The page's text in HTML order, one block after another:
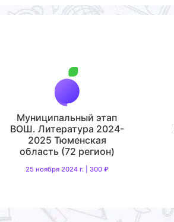
Муниципальный этап
ВОШ. Литература 2024-
2025 Тюменская
область (72 регион)
25 ноября 2024 г. | 300 ₽